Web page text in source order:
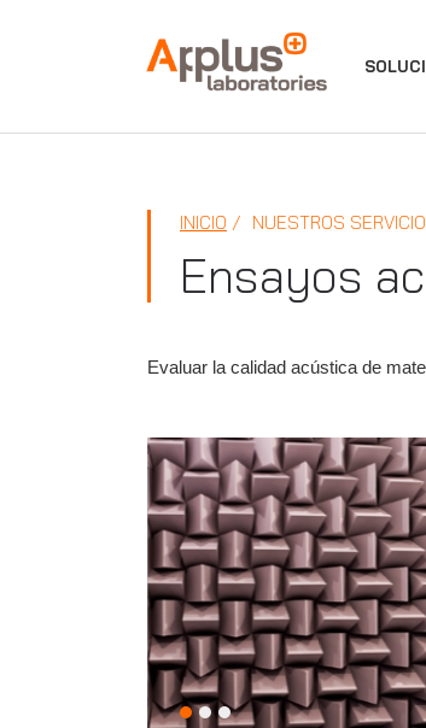
APPLUS+
INICIO NUESTROS
Ensayos
Evaluar la calidad acústica de